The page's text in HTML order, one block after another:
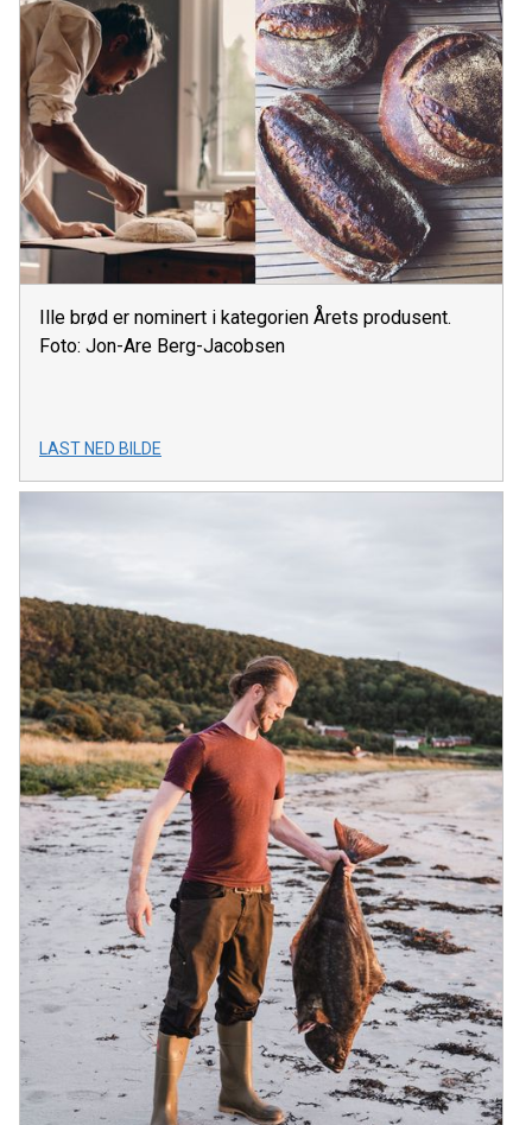
Ille brød er nominert i kategorien Årets produsent.
Foto: Jon-Are Berg-Jacobsen
LAST NED BILDE